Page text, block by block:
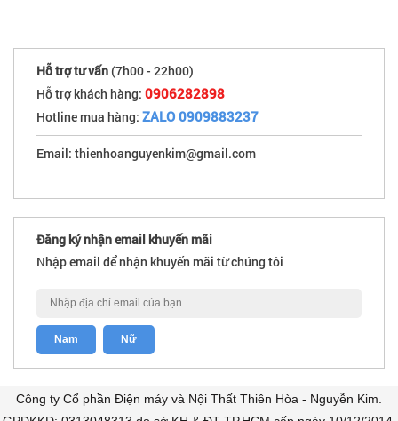
Hỗ trợ tư vấn (7h00 - 22h00)
Hỗ trợ khách hàng: 0906282898
Hotline mua hàng: ZALO 0909883237
Email: thienhoanguyenkim@gmail.com
Đăng ký nhận email khuyến mãi
Nhập email để nhận khuyến mãi từ chúng tôi
Công ty Cổ phần Điện máy và Nội Thất Thiên Hòa - Nguyễn Kim.